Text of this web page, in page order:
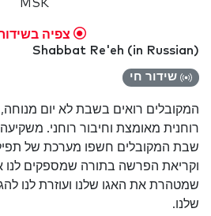
MSK
צפיה
Shabbat Re'eh (in Russian)
שידור חי
המקובלים רואים בשבת לא יום
רוחנית מאומצת וחיבור רוחני.
שבת המקובלים חשפו מערכת של
וקריאת הפרשה בתורה שמספקים לנו
שמטהרת את האגו שלנו ועוזרת לנו
שלנו.